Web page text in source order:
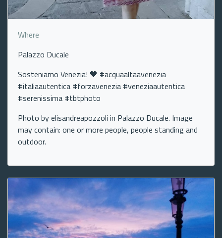
Where
Palazzo Ducale
Sosteniamo Venezia! 💙 #acquaaltaavenezia
#italiaautentica #forzavenezia #veneziaautentica
#serenissima #tbtphoto
Photo by elisandreapozzoli in Palazzo Ducale. Image
may contain: one or more people, people standing and
outdoor.